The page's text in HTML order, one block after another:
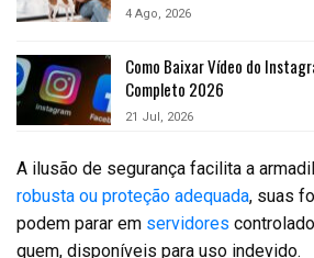
4 Ago, 2026
Como Baixar Vídeo do
Completo 2026
21 Jul, 2026
A ilusão de segurança facilita a
robusta ou proteção adequada, suas
podem parar em servidores
quem, disponíveis para uso indevido.